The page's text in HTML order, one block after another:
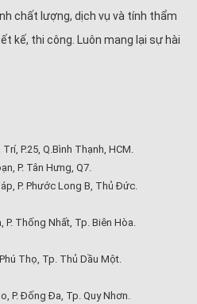
chất lượng, dịch vụ và tính thẩm
kế, thi công. Luôn mang lại sự hài
P.25, Q.Bình Thạnh, HCM.
P. Tân Hưng, Q7.
P. Phước Long B, Thủ Đức.
Thống Nhất, Tp. Biên Hòa.
Thọ, Tp. Thủ Dầu Một.
P. Đống Đa, Tp. Quy Nhơn.